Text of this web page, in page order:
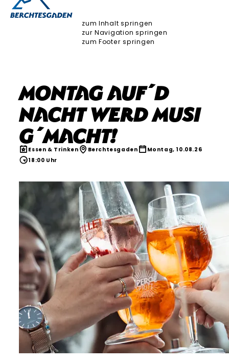
zum Inhalt springen
zur Navigation springen
zum Footer springen
Montag auf´d
Nacht werd Musi
g´macht!
Essen & Trinken Berchtesgaden
Montag, 10.08.26
18:00 Uhr